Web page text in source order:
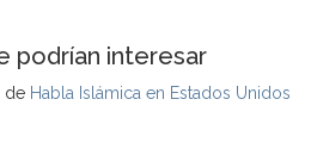
podrían interesar
de Habla Islámica en Estados Unidos